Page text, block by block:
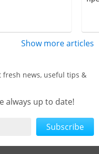
Show more articles
news, useful tips &
always up to date!